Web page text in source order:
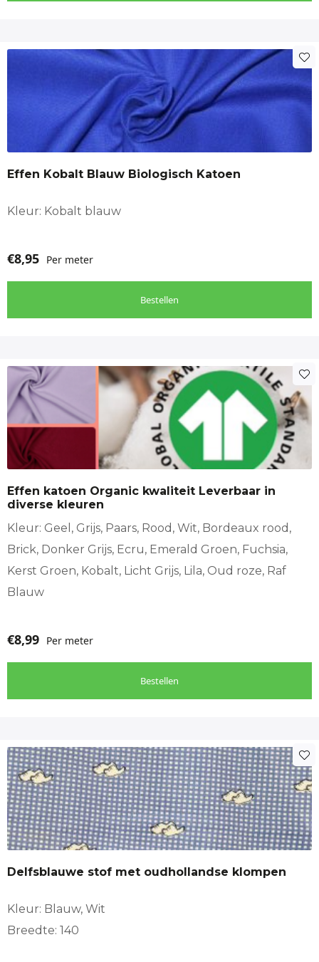
Effen Kobalt Blauw Biologisch Katoen
Kleur: Kobalt blauw
€8,95 Per meter
Bestellen
Effen katoen Organic kwaliteit Leverbaar in
diverse kleuren
Kleur: Geel, Grijs, Paars, Rood, Wit, Bordeaux rood,
Brick, Donker Grijs, Ecru, Emerald Groen, Fuchsia,
Kerst Groen, Kobalt, Licht Grijs, Lila, Oud roze, Raf
Blauw
€8,99 Per meter
Bestellen
Dit
product
heeft
meerdere
variaties.
Deze
kan
gekozen
worden
op
Delfsblauwe stof met oudhollandse klompen
Kleur: Blauw, Wit
Breedte: 140